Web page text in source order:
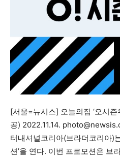
[서울=뉴시스] 오늘의집 ‘오시즌
공) 2022.11.14.
터내셔널코리아(브라더코리아)
션’을 연다. 이번 프로모션은 브